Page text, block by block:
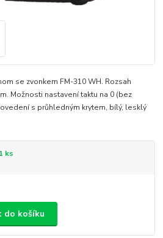
se zvonkem FM-310 WH. Rozsah
Možnosti nastavení taktu na 0 (bez
s průhledným krytem, bílý, lesklý
ks
do košíku